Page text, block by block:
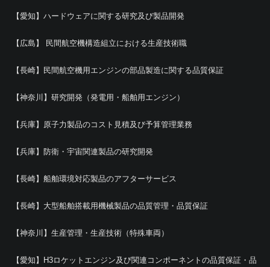
【愛知】ハードウェアに関する研究及び製品開発
【広島】 民間航空機構造組立における生産技術職
【長崎】民間航空機用エンジンの部品製造に関する品質保証
【神奈川】研究開発（発電用・船舶用エンジン）
【兵庫】原子力製品のコスト見積及び予算管理業務
【兵庫】防衛・宇宙関連製品の研究開発
【長崎】船舶環境対応製品のアフターサービス
【長崎】大型船舶搭載用機械製品の品質管理・品質保証
【神奈川】生産管理・生産技術（特殊車両）
【愛知】H3ロケットエンジン及び関連コンポーネントの品質保証・品